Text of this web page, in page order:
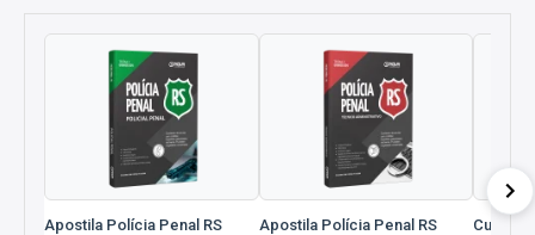
Apostila Polícia Penal RS
Apostila Polícia Penal RS
Curso